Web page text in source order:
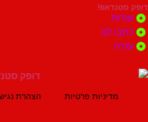
לנו
מדיניות פרטיות הצהרת נגישות